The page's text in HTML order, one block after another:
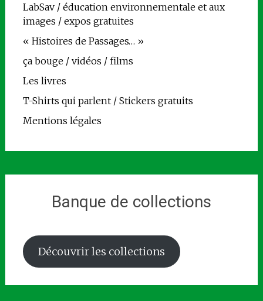
LabSav / éducation environnementale et aux
images / expos gratuites
« Histoires de Passages… »
ça bouge / vidéos / films
Les livres
T-Shirts qui parlent / Stickers gratuits
Mentions légales
Banque de collections
Découvrir les collections